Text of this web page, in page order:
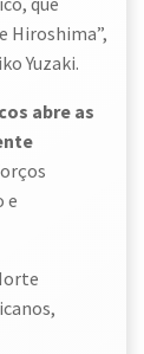
Hiroshima”,
Yuzaki.
abre as
e